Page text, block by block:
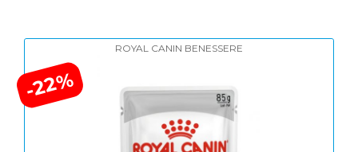
-22%
ROYAL CANIN BENESSERE